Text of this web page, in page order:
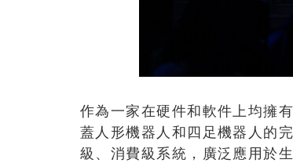
作為一家在硬件和軟件上均擁
蓋人形機器人和四足機器人的
級、消費級系統，廣泛應用於